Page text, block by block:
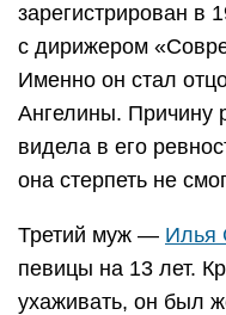
зарегистрирован в
с дирижером
Именно он стал
Ангелины. Причину
видела в его
она стерпеть не
Третий муж — Илья
певицы на 13 лет.
ухаживать, он был